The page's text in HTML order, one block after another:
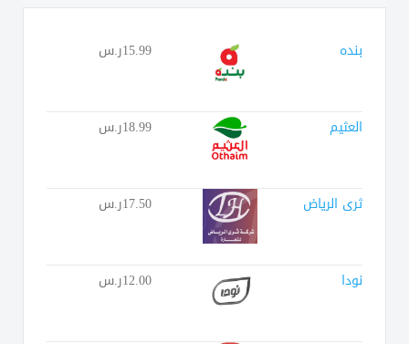
بنده 15.99ر.س
العثيم 18.99ر.س
ثرى الرياض 17.50ر.س
نودا 12.00ر.س